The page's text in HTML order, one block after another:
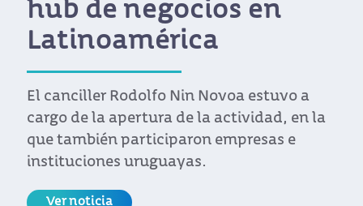
hub de negocios en
Latinoamérica
El canciller Rodolfo Nin Novoa estuvo a
cargo de la apertura de la actividad, en la
que también participaron empresas e
instituciones uruguayas.
Ver noticia